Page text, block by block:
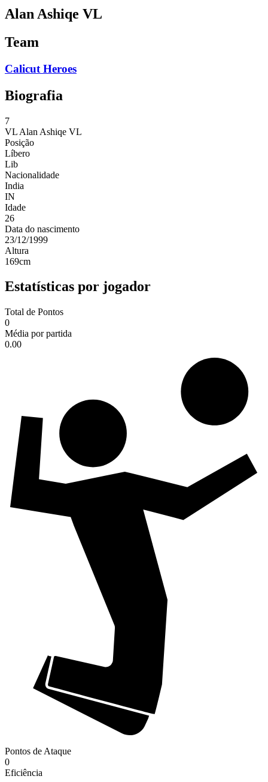
Alan Ashiqe VL
Team
Calicut Heroes
Biografia
7
VL Alan Ashiqe VL
Posição
Líbero
Lib
Nacionalidade
India
IN
Idade
26
Data do nascimento
23/12/1999
Altura
169cm
Estatísticas por jogador
Total de Pontos
0
Média por partida
0.00
Pontos de Ataque
0
Eficiência